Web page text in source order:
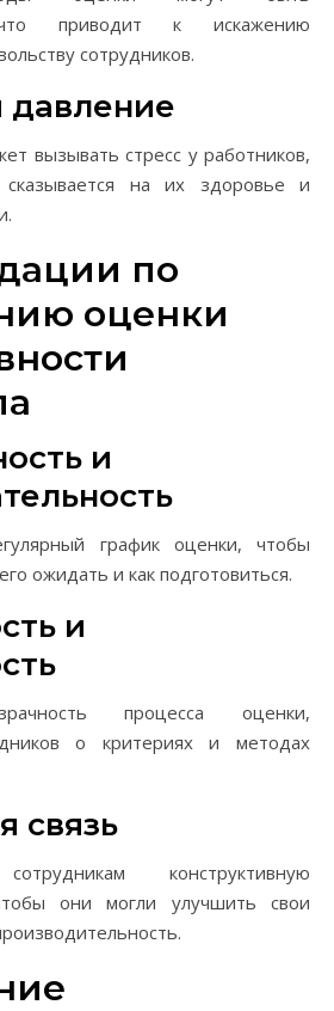
что приводит к искажению
сотрудников.
давление
вызывать стресс у работников,
сказывается на их здоровье и
по
оценки
и
график оценки, чтобы
ожидать и как подготовиться.
и
процесса оценки,
о критериях и методах
связь
конструктивную
они могли улучшить свои